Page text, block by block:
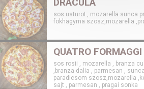
sos usturoI , mozarella sunca
fokhagyma szosz,mozarella
QUATRO
sos rosii , mozarella , branza
,branza dalia , parmesan ,
paradicsom szosz,mozarella
sajt , parmesan , pragai sonka